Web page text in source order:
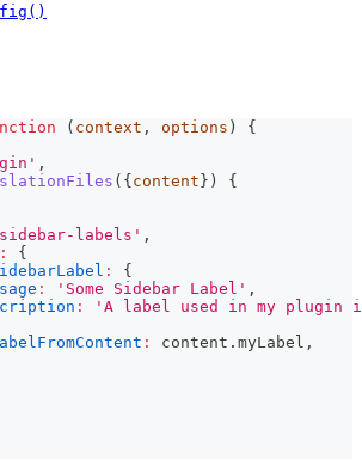
( context , options )
{
,
( { content } )
{
labels' ,
:
{
:
{
: 'Some Sidebar Label' ,
:
'A label used in my plugin
: content . myLabel ,